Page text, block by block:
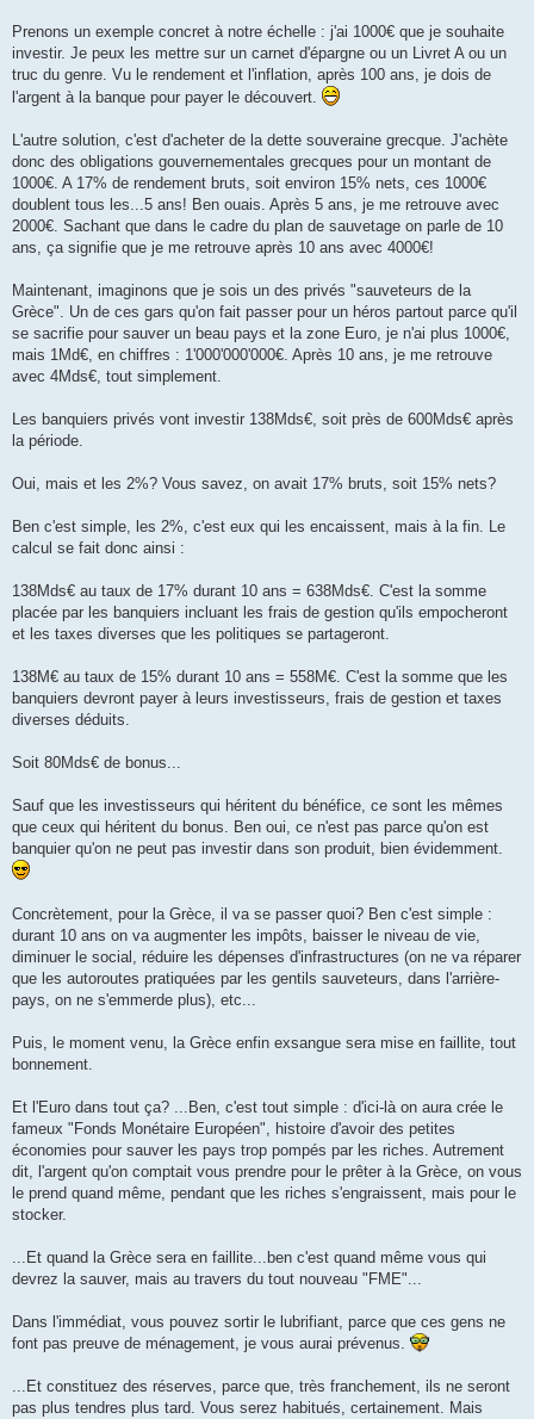
Prenons un exemple concret à notre échelle : j'ai 1000€ que je souhaite
investir. Je peux les mettre sur un carnet d'épargne ou un Livret A ou un
truc du genre. Vu le rendement et l'inflation, après 100 ans, je dois de
l'argent à la banque pour payer le découvert.
L'autre solution, c'est d'acheter de la dette souveraine grecque. J'achète
donc des obligations gouvernementales grecques pour un montant de
1000€. A 17% de rendement bruts, soit environ 15% nets, ces 1000€
doublent tous les...5 ans! Ben ouais. Après 5 ans, je me retrouve avec
2000€. Sachant que dans le cadre du plan de sauvetage on parle de 10
ans, ça signifie que je me retrouve après 10 ans avec 4000€!
Maintenant, imaginons que je sois un des privés "sauveteurs de la
Grèce". Un de ces gars qu'on fait passer pour un héros partout parce qu'il
se sacrifie pour sauver un beau pays et la zone Euro, je n'ai plus 1000€,
mais 1Md€, en chiffres : 1'000'000'000€. Après 10 ans, je me retrouve
avec 4Mds€, tout simplement.
Les banquiers privés vont investir 138Mds€, soit près de 600Mds€ après
la période.
Oui, mais et les 2%? Vous savez, on avait 17% bruts, soit 15% nets?
Ben c'est simple, les 2%, c'est eux qui les encaissent, mais à la fin. Le
calcul se fait donc ainsi :
138Mds€ au taux de 17% durant 10 ans = 638Mds€. C'est la somme
placée par les banquiers incluant les frais de gestion qu'ils empocheront
et les taxes diverses que les politiques se partageront.
138M€ au taux de 15% durant 10 ans = 558M€. C'est la somme que les
banquiers devront payer à leurs investisseurs, frais de gestion et taxes
diverses déduits.
Soit 80Mds€ de bonus...
Sauf que les investisseurs qui héritent du bénéfice, ce sont les mêmes
que ceux qui héritent du bonus. Ben oui, ce n'est pas parce qu'on est
banquier qu'on ne peut pas investir dans son produit, bien évidemment.
Concrètement, pour la Grèce, il va se passer quoi? Ben c'est simple :
durant 10 ans on va augmenter les impôts, baisser le niveau de vie,
diminuer le social, réduire les dépenses d'infrastructures (on ne va réparer
que les autoroutes pratiquées par les gentils sauveteurs, dans l'arrière-
pays, on ne s'emmerde plus), etc...
Puis, le moment venu, la Grèce enfin exsangue sera mise en faillite, tout
bonnement.
Et l'Euro dans tout ça? ...Ben, c'est tout simple : d'ici-là on aura crée le
fameux "Fonds Monétaire Européen", histoire d'avoir des petites
économies pour sauver les pays trop pompés par les riches. Autrement
dit, l'argent qu'on comptait vous prendre pour le prêter à la Grèce, on vous
le prend quand même, pendant que les riches s'engraissent, mais pour le
stocker.
...Et quand la Grèce sera en faillite...ben c'est quand même vous qui
devrez la sauver, mais au travers du tout nouveau "FME"...
Dans l'immédiat, vous pouvez sortir le lubrifiant, parce que ces gens ne
font pas preuve de ménagement, je vous aurai prévenus.
...Et constituez des réserves, parce que, très franchement, ils ne seront
pas plus tendres plus tard. Vous serez habitués, certainement. Mais